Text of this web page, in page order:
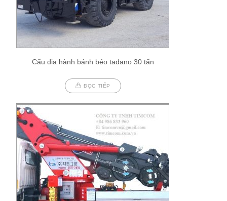
Cẩu địa hành bánh béo tadano 30 tấn
ĐỌC TIẾP